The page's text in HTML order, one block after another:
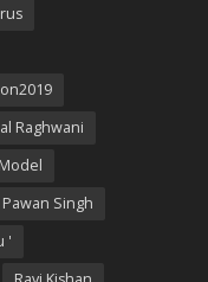
Raghwani
Model
Pawan Singh
'